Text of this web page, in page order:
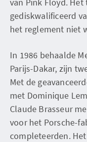
gediskwalificeerd
het reglement niet
In 1986 behaalde
Parijs-Dakar, zijn
Met de
met Dominique
Claude Brasseur
voor het Porsche-
completeerden.